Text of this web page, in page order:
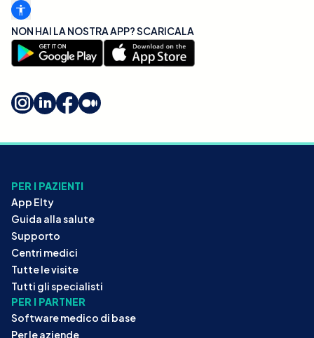
NON HAI LA NOSTRA APP? SCARICALA
PER I PAZIENTI
App Elty
Guida alla salute
Supporto
Centri medici
Tutte le visite
Tutti gli specialisti
PER I PARTNER
Software medico di base
Per le aziende